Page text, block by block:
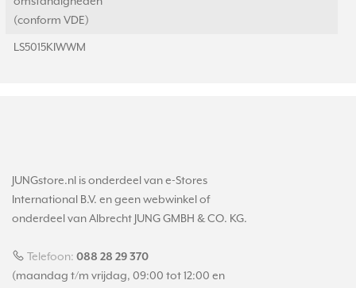
(conform VDE)
LS5015KIWWM
JUNGstore.nl is onderdeel van e-Stores
International B.V. en geen webwinkel of
onderdeel van Albrecht JUNG GMBH & CO. KG.
Telefoon: 088 28 29 370
(maandag t/m vrijdag, 09:00 tot 12:00 en